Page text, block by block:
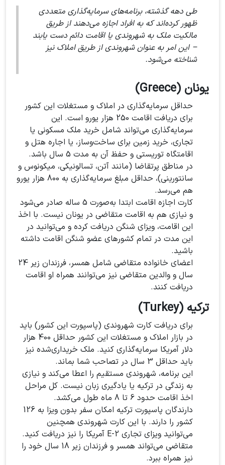
طی دهه گذشته، برنامه‌های سرمایه‌گذاری متعددی
ظهور کرده‌اند که به افراد اجازه می‌دهند از طریق
مالکیت ملک به شهروندی یا اقامت دائم دست یابند
– این امر به عنوان شهروندی از طریق املاک نیز
شناخته می‌شود.
یونان (Greece)
حداقل سرمایه‌گذاری در املاک و مستغلات این کشور
برای دریافت اقامت 250 هزار یورو است. این
سرمایه‌گذاری می‌تواند شامل خرید ملک مسکونی یا
تجاری، خرید زمین برای ساخت‌وساز، یا اجاره هتل و
اقامتگاه توریستی و حفظ آن به مدت 5 سال باشد.
در مناطق پرتقاضا (مانند آتن، تسالونیکی، میکونوس و
سانتورینی)، حداقل مبلغ سرمایه‌گذاری به 800 هزار یورو
هم می‌رسد.
کارت اجازه اقامت ابتدا به‌صورت 5 ساله صادر می‌شود
و نیازی هم به اقامت متقاضی در یونان نیست. با اخذ
این اقامت، ویزای شنگن دریافت کرده و می‌توانید در
این مدت در تمام کشورهای عضو شنگن اقامت داشته
باشید.
اعضای خانواده متقاضی شامل همسر، فرزندان زیر 24
سال و والدین متقاضی نیز می‌توانند همراه او اقامت
دریافت کنند.
ترکیه (Turkey)
برای دریافت کارت شهروندی (پاسپورت این کشور) باید
در بازار املاک و مستغلات این کشور حداقل 400 هزار
دلار آمریکا سرمایه‌گذاری کنید. ملک خریداری‌شده نیز
باید حداقل 3 سال در تصاحب شما بماند.
این برنامه، شهروندی مستقیم را اعطا می‌کند و نیازی
به زندگی در ترکیه یا یادگیری زبان نیست. کل مراحل
اخذ اقامت حدود 6 تا 8 ماه طول می‌کشد.
دارندگان پاسپورت ترکیه امکان سفر بدون ویزا به 126
کشور را دارند. با این کارت شهروندی همچنین
می‌توانید ویزای تجاری E-2 آمریکا را نیز دریافت کنید.
متقاضی می‌تواند همسر و فرزندان زیر 18 سال خود را
نیز همراه ببرد.